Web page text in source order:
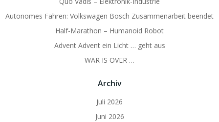
Autonomes Fahren: Volkswagen Bosch Zusammenarbeit beendet
Half-Marathon – Humanoid Robot
Advent Advent ein Licht … geht aus
WAR IS OVER …
Archiv
Juli 2026
Juni 2026